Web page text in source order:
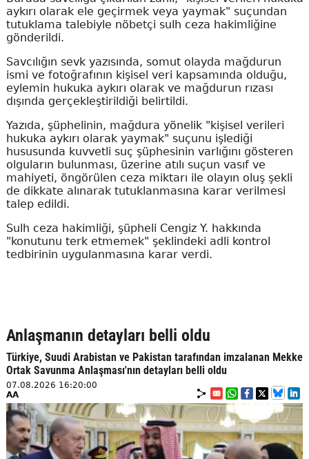
aykırı olarak ele geçirmek veya yaymak" suçundan
tutuklama talebiyle nöbetçi sulh ceza hakimliğine
gönderildi.
Savcılığın sevk yazısında, somut olayda mağdurun
ismi ve fotoğrafının kişisel veri kapsamında olduğu,
eylemin hukuka aykırı olarak ve mağdurun rızası
dışında gerçekleştirildiği belirtildi.
Yazıda, şüphelinin, mağdura yönelik "kişisel verileri
hukuka aykırı olarak yaymak" suçunu işlediği
hususunda kuvvetli suç şüphesinin varlığını gösteren
olguların bulunması, üzerine atılı suçun vasıf ve
mahiyeti, öngörülen ceza miktarı ile olayın oluş şekli
de dikkate alınarak tutuklanmasına karar verilmesi
talep edildi.
Sulh ceza hakimliği, şüpheli Cengiz Y. hakkında
"konutunu terk etmemek" şeklindeki adli kontrol
tedbirinin uygulanmasına karar verdi.
Anlaşmanın detayları belli oldu
Türkiye, Suudi Arabistan ve Pakistan tarafından imzalanan Mekke
Ortak Savunma Anlaşması'nın detayları belli oldu
07.08.2026 16:20:00
AA